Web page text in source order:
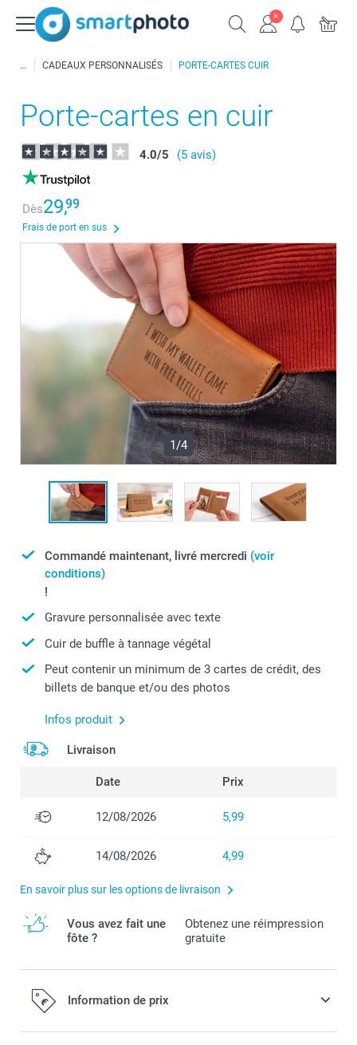
CADEAUX PERSONNALISÉS PORTE-CARTES CUIR
Porte-cartes en cuir
4.0/5 (5 avis)
Dès29,99
Frais de port en sus
1/4
Commandé maintenant, livré mercredi (voir
conditions)
!
Gravure personnalisée avec texte
Cuir de buffle à tannage végétal
Peut contenir un minimum de 3 cartes de crédit, des
billets de banque et/ou des photos
Infos produit
Livraison
Date Prix
12/08/2026 5,99
14/08/2026 4,99
En savoir plus sur les options de livraison
Vous avez fait une
fôte ?
Obtenez une réimpression
gratuite
Information de prix